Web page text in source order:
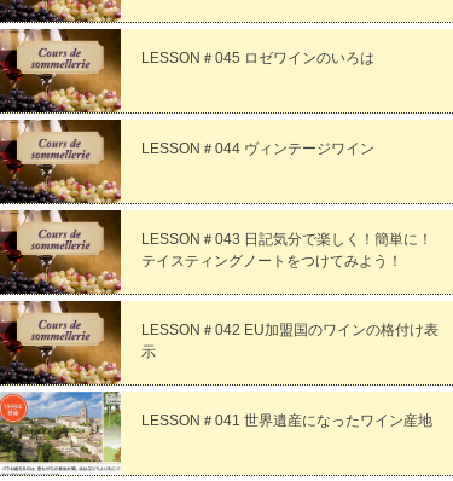
LESSON＃045 ロゼワインのいろは
LESSON＃044 ヴィンテージワイン
LESSON＃043 日記気分で楽しく！簡単に！
テイスティングノートをつけてみよう！
LESSON＃042 EU加盟国のワインの格付け表
示
LESSON＃041 世界遺産になったワイン産地